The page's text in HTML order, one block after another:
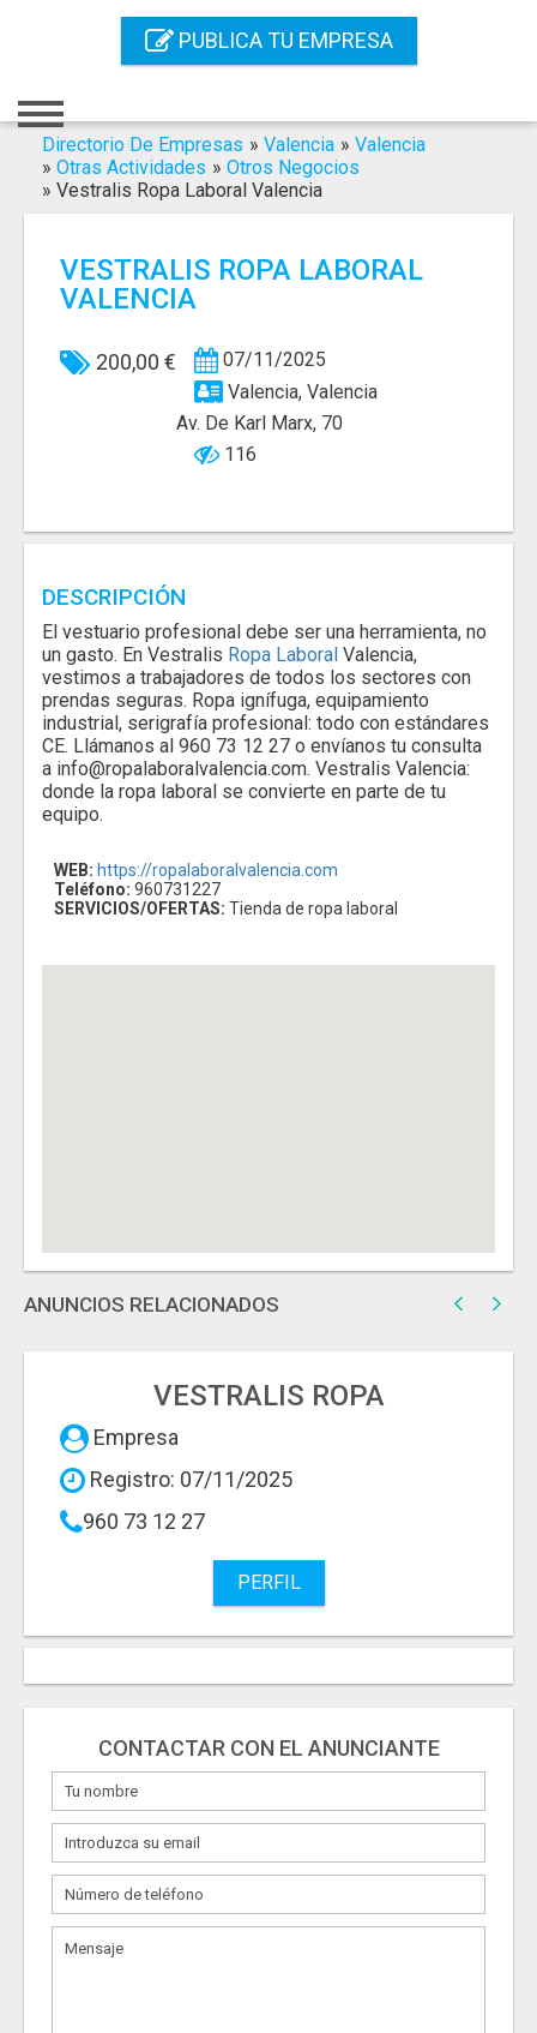
PUBLICA TU EMPRESA
Registro
Contacto
Servicios SEO
Publica Tu Empresa
Directorio De Empresas » Valencia » Valencia
» Otras Actividades » Otros Negocios
» Vestralis Ropa Laboral Valencia
VESTRALIS ROPA LABORAL
VALENCIA
200,00 €
07/11/2025
Valencia, Valencia
Av. De Karl Marx, 70
116
DESCRIPCIÓN
El vestuario profesional debe ser una herramienta, no
un gasto. En Vestralis Ropa Laboral Valencia,
vestimos a trabajadores de todos los sectores con
prendas seguras. Ropa ignífuga, equipamiento
industrial, serigrafía profesional: todo con estándares
CE. Llámanos al 960 73 12 27 o envíanos tu consulta
a info@ropalaboralvalencia.com. Vestralis Valencia:
donde la ropa laboral se convierte en parte de tu
equipo.
WEB: https://ropalaboralvalencia.com
Teléfono: 960731227
SERVICIOS/OFERTAS: Tienda de ropa laboral
ANUNCIOS RELACIONADOS
VESTRALIS ROPA
Empresa
Registro: 07/11/2025
960 73 12 27
PERFIL
CONTACTAR CON EL ANUNCIANTE